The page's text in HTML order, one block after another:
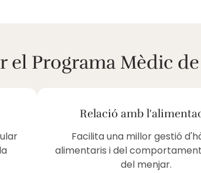
Programa Mèdic de
Relació amb
Facilita una millor gestió
alimentaris i del
del menjar.